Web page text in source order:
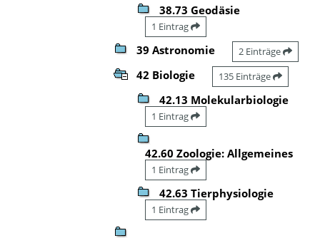
38.73 Geodäsie
1 Eintrag
39 Astronomie 2 Einträge
42 Biologie 135 Einträge
42.13 Molekularbiologie
1 Eintrag
42.60 Zoologie: Allgemeines
1 Eintrag
42.63 Tierphysiologie
1 Eintrag